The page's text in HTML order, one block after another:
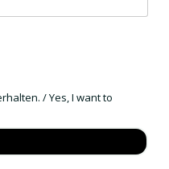
/ Yes, I want to